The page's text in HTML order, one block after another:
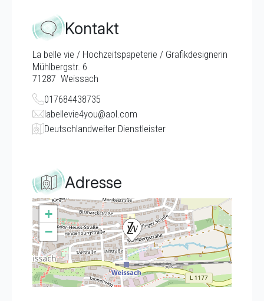
Kontakt
La belle vie / Hochzeitspapeterie / Grafikdesignerin
Mühlbergstr. 6
71287 Weissach
017684438735
labellevie4you@aol.com
Deutschlandweiter Dienstleister
Adresse
+
−